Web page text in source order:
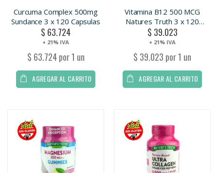
Curcuma Complex 500mg
Sundance 3 x 120 Capsulas
$ 63.724
+ 21% IVA
$ 63.724 por 1 un
AGREGAR AL CARRITO
Vitamina B12 500 MCG
Natures Truth 3 x 120
tabletas. SIN GLUTEN.
$ 39.023
+ 21% IVA
$ 39.023 por 1 un
AGREGAR AL CARRITO